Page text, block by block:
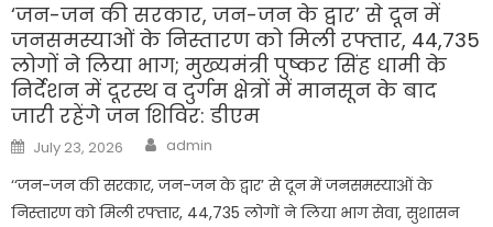
‘जन-जन की सरकार, जन-जन के द्वार’ से दून में
जनसमस्याओं के निस्तारण को मिली रफ्तार, 44,735
लोगों ने लिया भाग; मुख्यमंत्री पुष्कर सिंह धामी के
निर्देशन में दूरस्थ व दुर्गम क्षेत्रों में मानसून के बाद
जारी रहेंगे जन शिविर: डीएम
Posted
on
July 23, 2026 Author
admin
‘‘जन-जन की सरकार, जन-जन के द्वार’ से दून में जनसमस्याओं के
निस्तारण को मिली रफ्तार, 44,735 लोगों ने लिया भाग सेवा, सुशासन